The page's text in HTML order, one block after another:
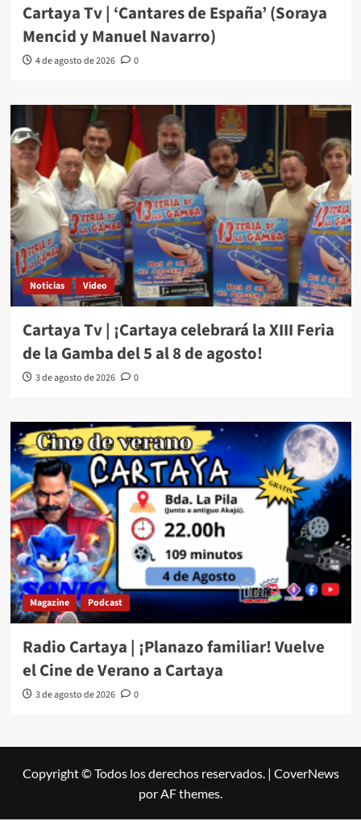
Cartaya Tv | ‘Cantares de España’ (Soraya
Mencid y Manuel Navarro)
4 de agosto de 2026 0
Noticias Video
Cartaya Tv | ¡Cartaya celebrará la XIII Feria
de la Gamba del 5 al 8 de agosto!
3 de agosto de 2026 0
Magazine Podcast
Radio Cartaya | ¡Planazo familiar! Vuelve
el Cine de Verano a Cartaya
3 de agosto de 2026 0
Copyright © Todos los derechos reservados. | CoverNews
por AF themes.